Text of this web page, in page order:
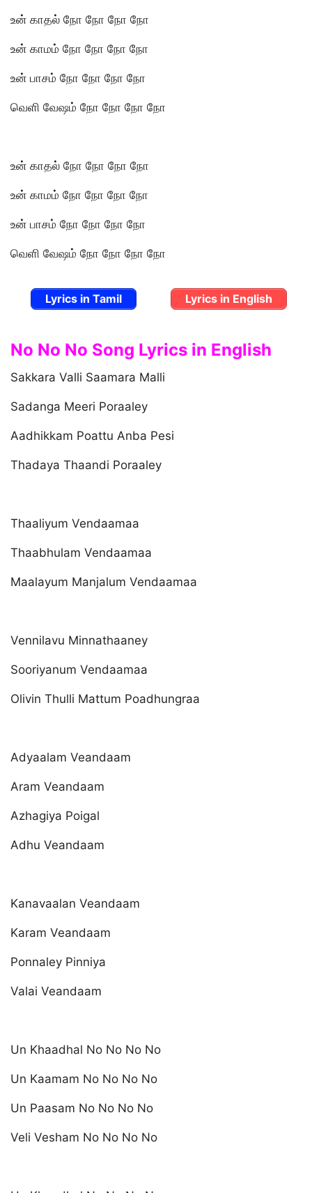
உன் காதல் நோ நோ நோ நோ
உன் காமம் நோ நோ நோ நோ
உன் பாசம் நோ நோ நோ நோ
வெளி வேஷம் நோ நோ நோ நோ
உன் காதல் நோ நோ நோ நோ
உன் காமம் நோ நோ நோ நோ
உன் பாசம் நோ நோ நோ நோ
வெளி வேஷம் நோ நோ நோ நோ
Lyrics in Tamil Lyrics in English
No No No Song Lyrics in English
Sakkara Valli Saamara Malli
Sadanga Meeri Poraaley
Aadhikkam Poattu Anba Pesi
Thadaya Thaandi Poraaley
Thaaliyum Vendaamaa
Thaabhulam Vendaamaa
Maalayum Manjalum Vendaamaa
Vennilavu Minnathaaney
Sooriyanum Vendaamaa
Olivin Thulli Mattum Poadhungraa
Adyaalam Veandaam
Aram Veandaam
Azhagiya Poigal
Adhu Veandaam
Kanavaalan Veandaam
Karam Veandaam
Ponnaley Pinniya
Valai Veandaam
Un Khaadhal No No No No
Un Kaamam No No No No
Un Paasam No No No No
Veli Vesham No No No No